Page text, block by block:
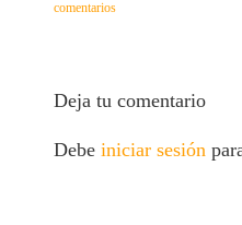
comentarios
Deja tu comentario
Debeiniciar sesión